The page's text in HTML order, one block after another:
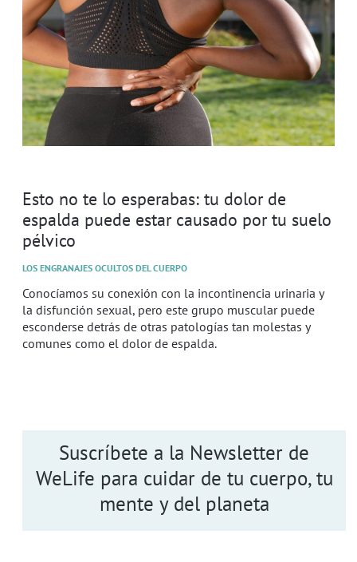
Esto no te lo esperabas: tu dolor de
espalda puede estar causado por tu suelo
pélvico
LOS ENGRANAJES OCULTOS DEL CUERPO
Conocíamos su conexión con la incontinencia urinaria y
la disfunción sexual, pero este grupo muscular puede
esconderse detrás de otras patologías tan molestas y
comunes como el dolor de espalda.
Suscríbete a la Newsletter de
WeLife para cuidar de tu cuerpo, tu
mente y del planeta